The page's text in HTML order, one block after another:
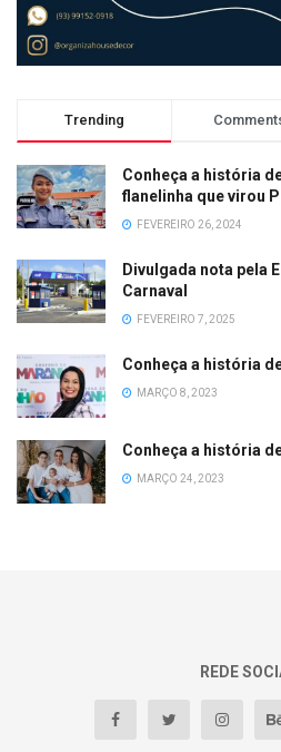
Trending
Conheça a história
flanelinha que virou
FEVEREIRO 26, 2024
Divulgada nota pela
Carnaval
FEVEREIRO 7, 2025
Conheça a história
MARÇO 8, 2023
Conheça a história
MARÇO 24, 2023
REDE